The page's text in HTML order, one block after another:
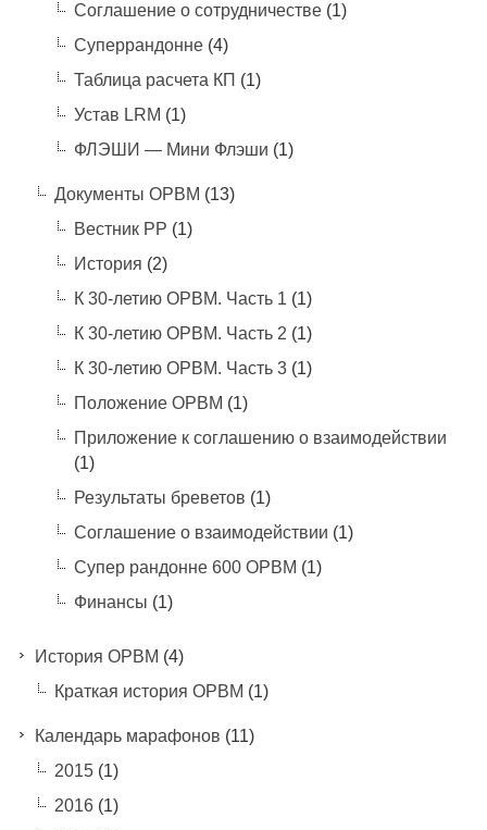
Соглашение о сотрудничестве(1)
Суперрандонне(4)
Таблица расчета КП (1)
Устав LRM (1)
ФЛЭШИ — Мини Флэши (1)
Документы ОРВМ (13)
Вестник РР (1)
История (2)
К 30-летию ОРВМ. Часть 1(1)
К 30-летию ОРВМ. Часть 2 (1)
К 30-летию ОРВМ. Часть 3(1)
Положение ОРВМ (1)
Приложение к соглашению о взаимодействии
(1)
Результаты бреветов (1)
Соглашение о взаимодействии (1)
Супер рандонне 600 ОРВМ (1)
Финансы (1)
История ОРВМ (4)
Краткая история ОРВМ (1)
Календарь марафонов (11)
2015(1)
2016(1)